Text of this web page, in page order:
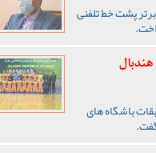
پشت خط تلفنی
باشگاه های